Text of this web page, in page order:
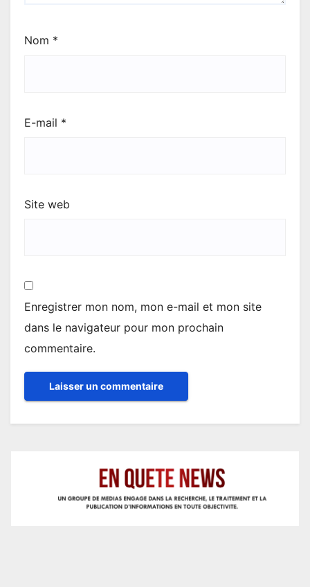
Nom *
E-mail *
Site web
Enregistrer mon nom, mon e-mail et mon site
dans le navigateur pour mon prochain
commentaire.